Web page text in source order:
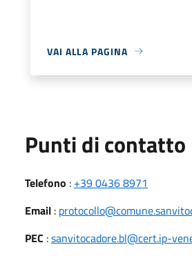
VAI ALLA PAGINA
Punti di contatto
Telefono : +39 0436 8971
Email :
PEC :sanvitocadore.bl@cert.ip-